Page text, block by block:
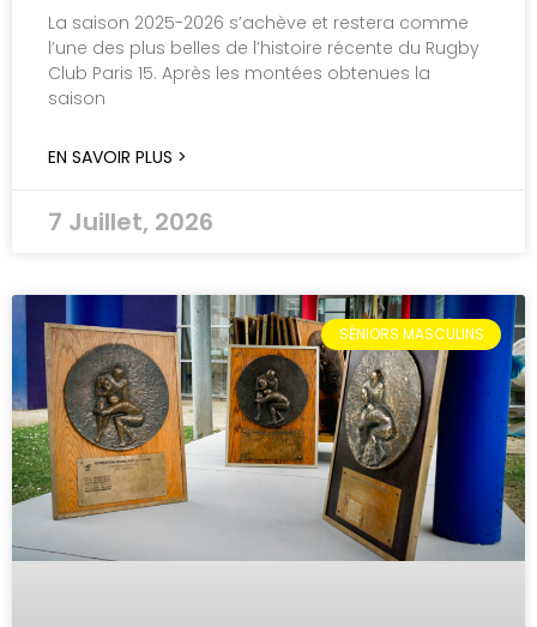
La saison 2025-2026 s’achève et restera comme
l’une des plus belles de l’histoire récente du Rugby
Club Paris 15. Après les montées obtenues la
saison
EN SAVOIR PLUS >
7 Juillet, 2026
SÉNIORS MASCULINS